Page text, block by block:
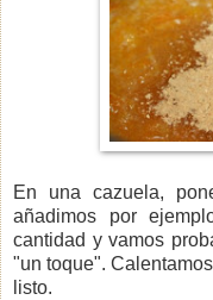
En una cazuela,
añadimos por
cantidad y vamos
"un toque".
listo.